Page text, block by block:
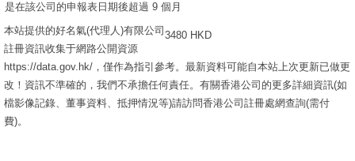
是在該公司的申報表日期後超過 9 個月
3480 HKD
本站提供的好名氣(代理人)有限公司
註冊資訊收集于網路公開資源
https://data.gov.hk/，僅作為指引參考。最新資料可能自本站上次更新已做更
改！資訊不準確的，我們不承擔任何責任。有關香港公司的更多詳細資訊(如
檔影像記錄、董事資料、抵押情況等)請訪問香港公司註冊處網查詢(需付
費)。